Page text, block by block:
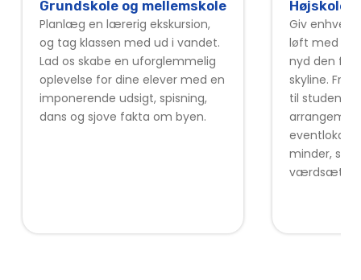
Grundskole og mellemskole
Planlæg en lærerig ekskursion,
og tag klassen med ud i vandet.
Lad os skabe en uforglemmelig
oplevelse for dine elever med en
imponerende udsigt, spisning,
dans og sjove fakta om byen.
Højskole
Giv enhver
løft med en
nyd den
skyline. Fra
til
minder,
værdsætte